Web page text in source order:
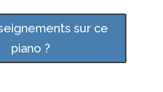
sur ce
piano ?